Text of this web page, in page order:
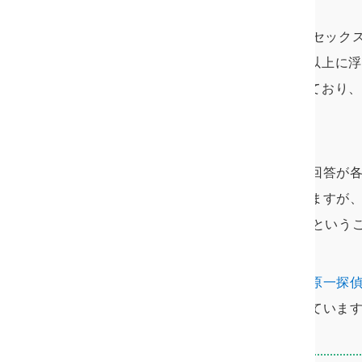
調査の結果、30代女性におけるセッ
ました。30代女性の10人に1人以上に
19.0%に次いで高い数値となっており
また、複数の相手がいるという回答が
と女性の性欲は強くなると言いますが
強い女性が多いのが30代であるという
原一探
査依頼者の年齢分布がまとまっていま